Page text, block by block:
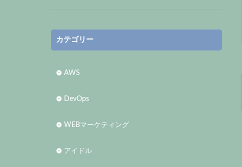
カテゴリー
AWS
DevOps
WEBマーケティング
アイドル